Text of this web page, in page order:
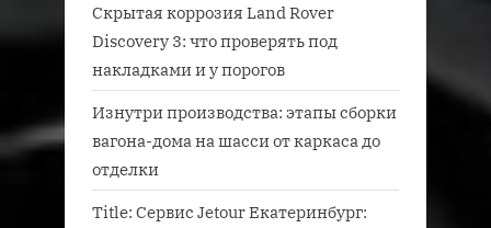
Скрытая коррозия Land Rover
Discovery 3: что проверять под
накладками и у порогов
Изнутри производства: этапы сборки
вагона-дома на шасси от каркаса до
отделки
Title: Сервис Jetour Екатеринбург: